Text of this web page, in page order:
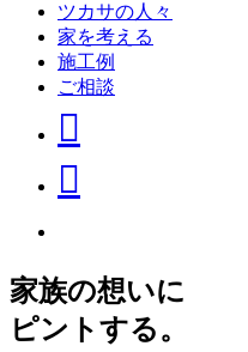
ツカサの人々
家を考える
施工例
ご相談
家族の想いに
ピントする。